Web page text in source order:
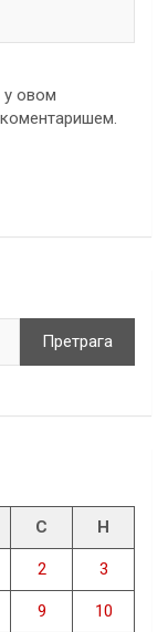
у овом
Претрага
С Н
2 3
9 10